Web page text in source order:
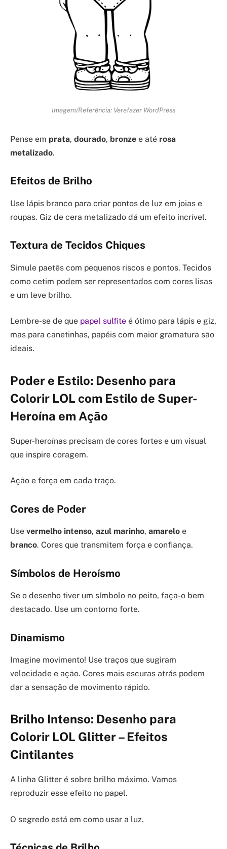
Imagem/Referência: Verefazer WordPress
Pense em prata, dourado, bronze e até rosa
metalizado.
Efeitos de Brilho
Use lápis branco para criar pontos de luz em joias e
roupas. Giz de cera metalizado dá um efeito incrível.
Textura de Tecidos Chiques
Simule paetês com pequenos riscos e pontos. Tecidos
como cetim podem ser representados com cores lisas
e um leve brilho.
Lembre-se de que papel sulfite é ótimo para lápis e giz,
mas para canetinhas, papéis com maior gramatura são
ideais.
Poder e Estilo: Desenho para
Colorir LOL com Estilo de Super-
Heroína em Ação
Super-heroínas precisam de cores fortes e um visual
que inspire coragem.
Ação e força em cada traço.
Cores de Poder
Use vermelho intenso, azul marinho, amarelo e
branco. Cores que transmitem força e confiança.
Símbolos de Heroísmo
Se o desenho tiver um símbolo no peito, faça-o bem
destacado. Use um contorno forte.
Dinamismo
Imagine movimento! Use traços que sugiram
velocidade e ação. Cores mais escuras atrás podem
dar a sensação de movimento rápido.
Brilho Intenso: Desenho para
Colorir LOL Glitter – Efeitos
Cintilantes
A linha Glitter é sobre brilho máximo. Vamos
reproduzir esse efeito no papel.
O segredo está em como usar a luz.